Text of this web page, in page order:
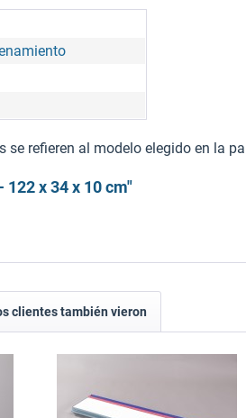
refieren al modelo elegido en la
x 34 x 10 cm"
clientes también vieron